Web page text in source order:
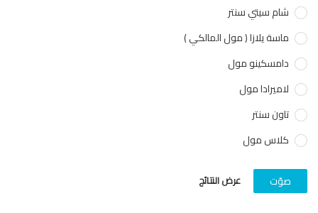
شام سيتي سنتر
ماسة يلازا ( مول المالكي )
دامسكينو مول
لاميرادا مول
تاون سنتر
كلاس مول
عرض النتائج